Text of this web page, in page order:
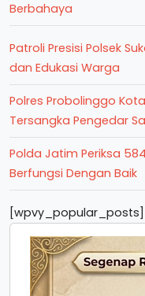
Berbahaya
Patroli Presisi Polsek
dan Edukasi Warga
Polres Probolinggo
Tersangka Pengedar
Polda Jatim Periksa
Berfungsi Dengan Baik
[wpvy_popular_posts]